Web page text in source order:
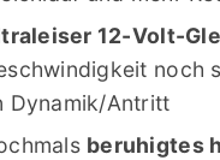
12-Volt-
noch
Dynamik/Antritt
beruhigtes